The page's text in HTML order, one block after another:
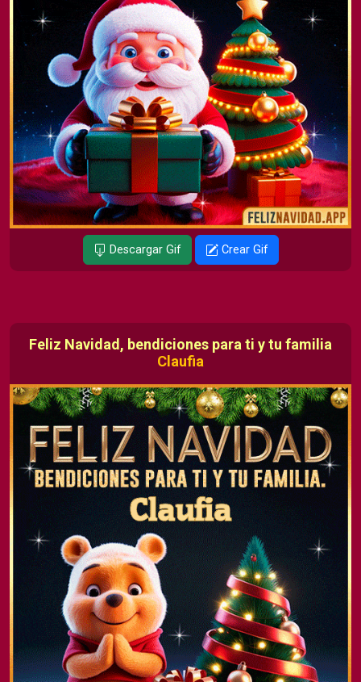
Descargar Gif Crear Gif
Feliz Navidad, bendiciones para ti y tu familia
Claufia